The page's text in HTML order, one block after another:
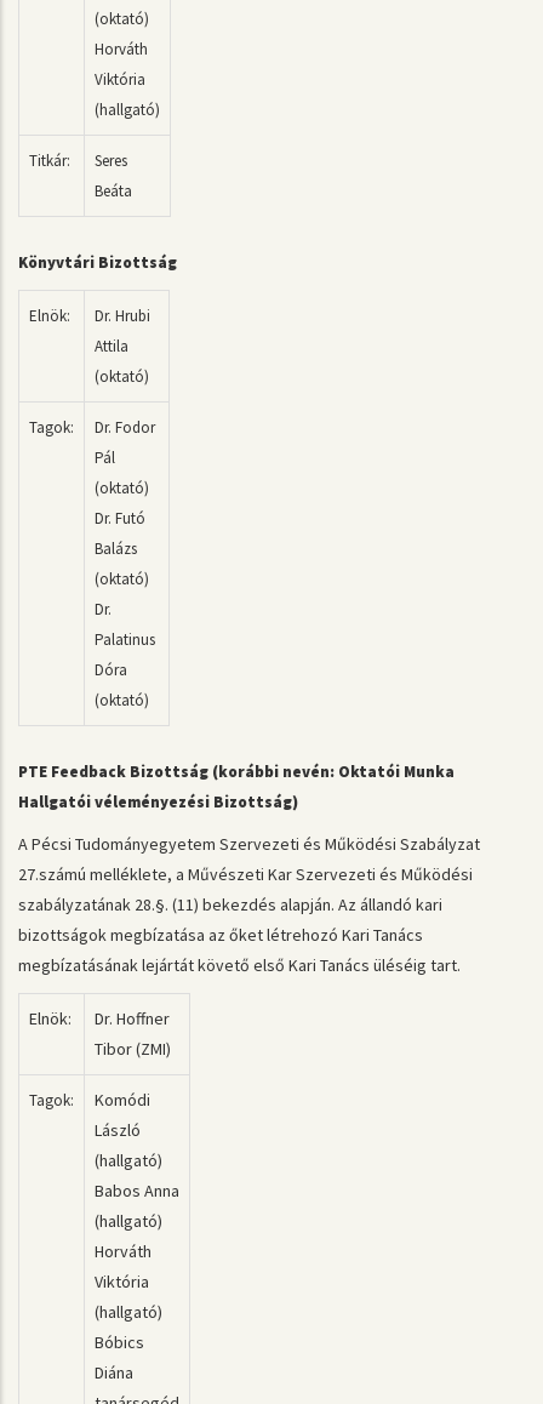
(oktató)
Horváth
Viktória
(hallgató)
Titkár:
Seres
Beáta
Könyvtári Bizottság
Elnök:
Dr. Hrubi
Attila
(oktató)
Tagok:
Dr. Fodor
Pál
(oktató)
Dr. Futó
Balázs
(oktató)
Dr.
Palatinus
Dóra
(oktató)
PTE Feedback Bizottság (korábbi nevén: Oktatói Munka
Hallgatói véleményezési Bizottság)
A Pécsi Tudományegyetem Szervezeti és Működési Szabályzat
27.számú melléklete, a Művészeti Kar Szervezeti és Működési
szabályzatának 28.§. (11) bekezdés alapján. Az állandó kari
bizottságok megbízatása az őket létrehozó Kari Tanács
megbízatásának lejártát követő első Kari Tanács üléséig tart.
Elnök:
Dr. Hoffner
Tibor (ZMI)
Tagok:
Komódi
László
(hallgató)
Babos Anna
(hallgató)
Horváth
Viktória
(hallgató)
Bóbics
Diána